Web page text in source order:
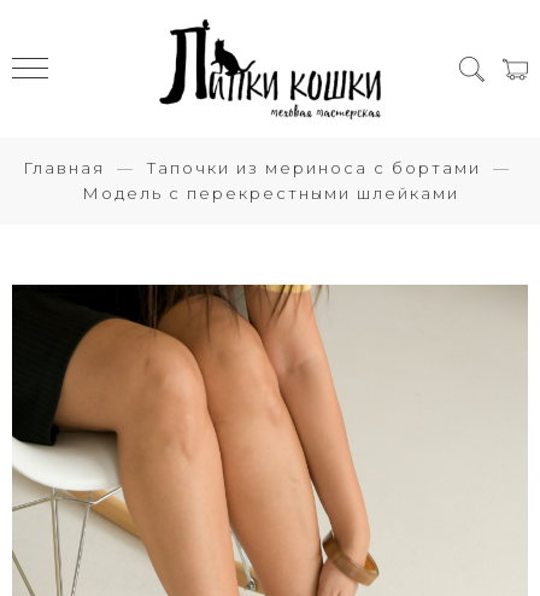
Главная
Тапочки из мериноса с бортами
Модель с перекрестными шлейками